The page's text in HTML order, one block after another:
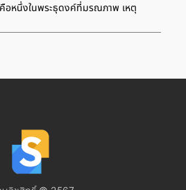
หนึ่งในพระธุดงค์ที่มรณภาพ เหตุ